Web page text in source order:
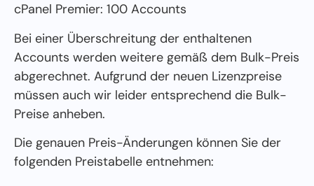
cPanel Premier: 100 Accounts
Bei einer Überschreitung der enthaltenen
Accounts werden weitere gemäß dem Bulk-Preis
abgerechnet. Aufgrund der neuen Lizenzpreise
müssen auch wir leider entsprechend die Bulk-
Preise anheben.
Die genauen Preis-Änderungen können Sie der
folgenden Preistabelle entnehmen: